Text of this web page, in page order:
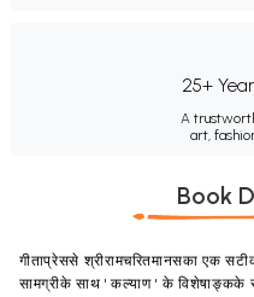
25+
A
art,
Book
गीताप्रेससे श्रीरामचरितमानसका एक
सामग्रीके साथ ' कल्याण ' के विशेषाङ्कके